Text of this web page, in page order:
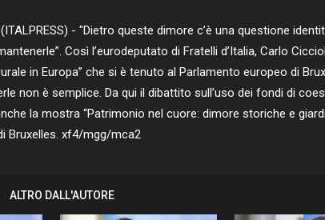
(ITALPRESS) - "Dietro queste dimore c’è una questione
Così l’eurodeputato di Fratelli d’Italia, Carlo
in Europa” che si è tenuto al Parlamento europeo di
non è semplice. Da qui il dibattito sull’uso dei fondi di
la mostra “Patrimonio nel cuore: dimore storiche e
Bruxelles. xf4/mgg/mca2
ALTRO DALL'AUTORE